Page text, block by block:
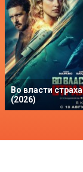
Во власти страха
(2026)